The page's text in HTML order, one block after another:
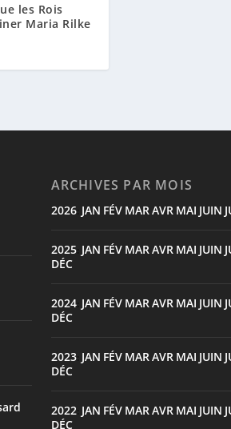
les Rois
Maria Rilke
ARCHIVES PAR MOIS
2026: JAN FÉV MARAVR MAI JUIN
2025: JAN FÉV MARAVR MAI JUIN
DÉC
2024: JAN FÉV MARAVR MAI JUIN
DÉC
2023: JAN FÉV MARAVR MAI JUIN
DÉC
2022: JAN FÉV MARAVR MAI JUIN
DÉC